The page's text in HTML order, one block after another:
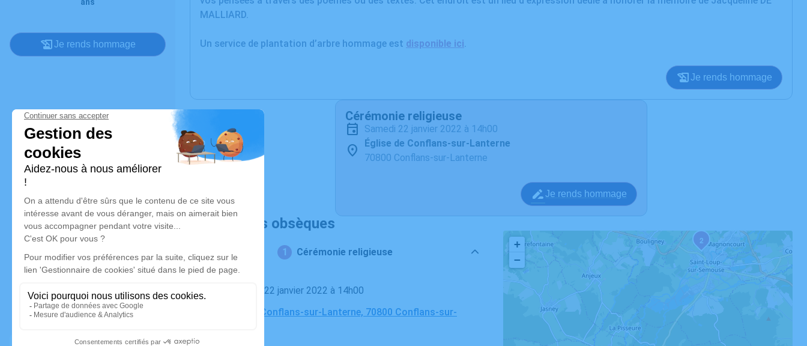
Je rends hommage
MALLIARD.
Un service de plantation d’arbre hommage est disponible ici.
Je rends hommage
Cérémonie religieuse
samedi 22 janvier 2022 à 14h00
Église de Conflans-sur-Lanterne
70800 Conflans-sur-Lanterne
Je rends hommage
Déroulé des obsèques
Cérémonie religieuse
Le samedi 22 janvier 2022 à 14h00
Église de Conflans-sur-Lanterne, 70800 Conflans-sur-
2
+
−